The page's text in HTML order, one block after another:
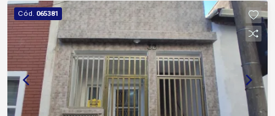
cidade Localização Localizado em importante
corredor comercial da zona leste
Aproximadamente 3 minutos da Avenida Dom
Aguirre Cerca de 5 minutos do Centro de
Sorocaba Aproximadamente 8 minutos da
Rodovia Raposo Tavares Fácil acesso à Rodovia
Castelinho em cerca de 10 minutos Região
cercada por supermercados, postos de
Cód. 065381